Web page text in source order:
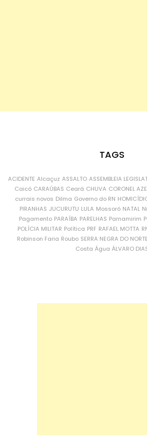
TAGS
ACIDENTE Alcaçuz ASSALTO ASSEMBLEIA
Caicó CARAÚBAS Ceará CHUVA CORONEL
currais novos Dilma Governo do RN
PIRANHAS JUCURUTU LULA Mossoró NATAL
Pagamento PARAÍBA PARELHAS Parnamirim
POLÍCIA MILITAR Política PRF RAFAEL MOTTA
Robinson Faria Roubo SERRA NEGRA DO NORTE
Costa Água ÁLVARO